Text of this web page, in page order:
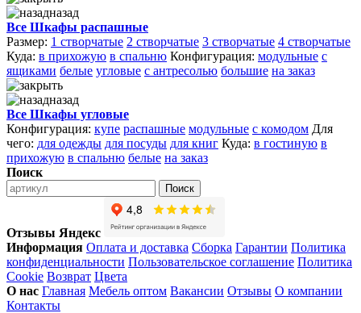
назад
Все Шкафы распашные
Размер: 1 створчатые 2 створчатые 3 створчатые 4 створчатые
Куда: в прихожую в спальню Конфигурация: модульные с
ящиками белые угловые с антресолью большие на заказ
назад
Все Шкафы угловые
Конфигурация: купе распашные модульные с комодом Для
чего: для одежды для посуды для книг Куда: в гостиную в
прихожую в спальню белые на заказ
Поиск
Поиск
Отзывы Яндекс
Информация Оплата и доставка Сборка Гарантии Политика
конфиденциальности Пользовательское соглашение Политика
Cookie Возврат Цвета
О нас Главная Мебель оптом Вакансии Отзывы О компании
Контакты